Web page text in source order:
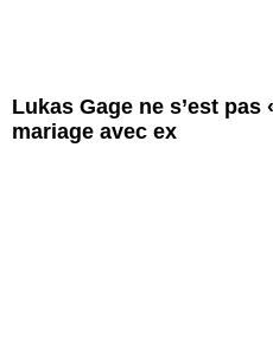
Lukas Gage ne s’est
mariage avec ex